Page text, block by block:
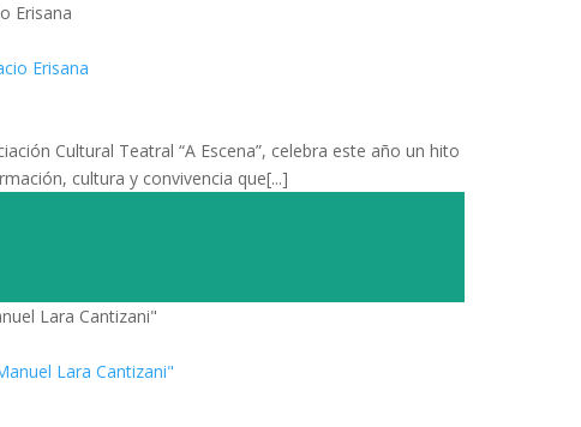
Erisana
Cultural Teatral “A Escena”, celebra este año un hito
cultura y convivencia que[...]
Lara Cantizani"